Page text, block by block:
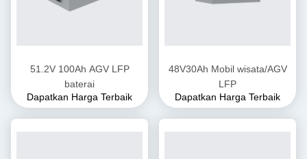
51.2V 100Ah AGV LFP
baterai
Dapatkan Harga Terbaik
48V30Ah Mobil wisata/AGV
LFP
Dapatkan Harga Terbaik